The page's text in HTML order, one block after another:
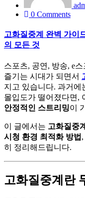
0 Comments
고화질중계 완벽 가이
의 모든 것
스포츠, 공연, 방송, e
즐기는 시대가 되면서
지고 있습니다. 과거에
몰입도가 떨어졌다면,
안정적인 스트리밍이
이 글에서는 고화질중
시청 환경 최적화 방법
히 정리해드립니다.
고화질중계란